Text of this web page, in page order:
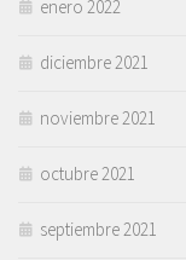
enero 2022
diciembre 2021
noviembre 2021
octubre 2021
septiembre 2021